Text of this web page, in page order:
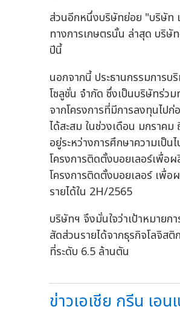
ส่วนอีกหนึ่งบริษัทย่อย "บริษัท
ทางการเกษตรนั้น ล่าสุด บริษั
ปีนี้
นอกจากนี้ ประธานกรรมการบ
โซลูชั่น จำกัด ซึ่งเป็นบริษัทร่ว
จากโครงการที่มีการลงทุนไป
ได้สะสม ในช่วงเดือน มกราค
อยู่ระหว่างการศึกษาความเป็
โครงการติดตั้งบอยเลอร์เพื่อ
โครงการติดตั้งบอยเลอร์ เพื่อ
รายได้ใน 2H/2565
บริษัทฯ จึงมั่นใจว่าเป้าหมายก
สัดส่วนรายได้จากธุรกิจโลจิส
ที่ระดับ 6.5 ล้านตัน
ข่าวเอเชีย กรีน เอ